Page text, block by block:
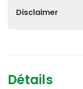
Disclaimer
Détails